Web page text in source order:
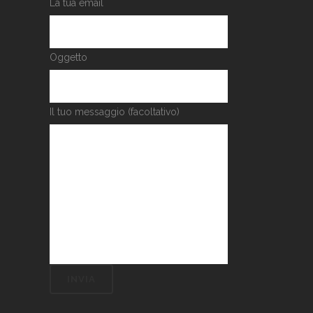
La tua email
Oggetto
Il tuo messaggio (facoltativo)